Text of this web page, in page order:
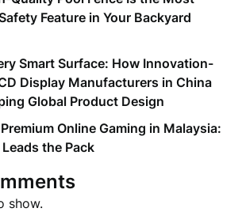
Feature in Your Backyard
Smart Surface: How Innovation-
Display Manufacturers in China
Global Product Design
Online Gaming in Malaysia:
the Pack
show.